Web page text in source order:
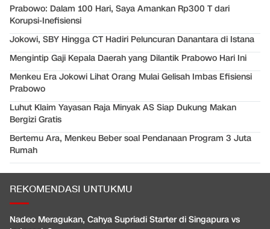
Prabowo: Dalam 100 Hari, Saya Amankan Rp300 T dari
Korupsi-Inefisiensi
Jokowi, SBY Hingga CT Hadiri Peluncuran Danantara di Istana
Mengintip Gaji Kepala Daerah yang Dilantik Prabowo Hari Ini
Menkeu Era Jokowi Lihat Orang Mulai Gelisah Imbas Efisiensi
Prabowo
Luhut Klaim Yayasan Raja Minyak AS Siap Dukung Makan
Bergizi Gratis
Bertemu Ara, Menkeu Beber soal Pendanaan Program 3 Juta
Rumah
REKOMENDASI UNTUKMU
Nadeo Meragukan, Cahya Supriadi Starter di Singapura vs